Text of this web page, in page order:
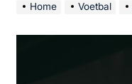
Home Voetbal